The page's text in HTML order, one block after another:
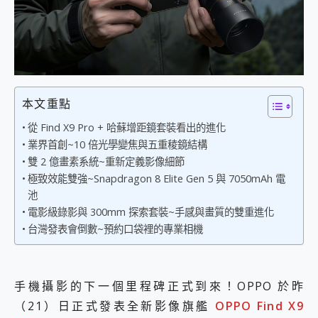
開箱~變身「蜘蛛人」椅子軍師！MSI MPG 491CQP QD-OLED 超寬曲面電競螢幕，多工辦公、爽度滿滿的終極桌面體驗
iPhone 17 系列 有認證的防護來囉！ imos 首家導入 UL MCV 行銷宣告驗證的手機配件品牌
DJI Osmo Pocket 3 爽爽帶回家 歡慶 EaseUS 21 週年到來，「Slogan 海報徵稿活動」好康大放送
小巧好吸不擋鏡頭 有Qi2認證的 ONPRO MagReact MXs2 5000mAh薄型磁吸無線急速行動電源 開箱 評測
會走動的冷暖氣 SONY REON POCKET PRO 穿戴式智慧冷暖調溫裝置 開箱 評測
寶可夢飛人外掛iToolab AnyGo全新升級，GO Fest 五折優惠嗨翻天！支援 iOS/Android！
超好用的 PLAUD NotePin AI 智慧錄音膠囊~ 您的AI 秘書已上線 每月免費送你 300分鐘轉寫
COMPUTEX 2025 來囉！AGI亞奇雷 AI・Gaming・創作儲存方案登場，趕快來AGI亞奇雷挑戰任務抽 PS5！
自帶線的 有線無線都能充 ONPRO MagReact M5 10000mAh 5合1 磁吸無線急速行動電源 開箱 評測
飛利浦 JS7310 ⚡【電急便｜行動儲能救車電源】 可靠的旅行夥伴！帶給您優異的安全性與強大供電效能
是螢幕也是電視! 一機超多用途「MSI微星 Modern MD272UPSW 27型」 4K IPS 輕薄商用智慧聯網螢幕 開箱 評測
realme 14 Pro 超硬軍規、冰感變色實測，realme 14 5G 遊戲戰鬥值爆表，效能x娛樂全都要！
iPhone、Apple Watch、AirPods耳機 三個設備充電一起搞定 ONPRO MagReact™ M3 3 in 1可攜摺疊無線充電器 開箱 評測
動靜皆宜「HUAWEI FreeArc」開放式耳掛耳機，無感配戴! 超穩超服貼，音質、通話也很優質
25種洗烘模式一機搞定! Roborock 衣莉莎白 H1 Neo分子篩洗脫烘 AI 滾筒洗衣機
給 MSI Claw 系列電競掌機 最完美的家 MSI Nest Docking Station 掌機專屬擴充底座 開箱 評測
B&O 精品級音響! Home+ 中嘉寬頻 SoundBox 劇院串流盒 開箱 評測
本文重點
從 Find X9 Pro + 哈蘇增距鏡套裝看出的進化
業界首創~10 倍光學變焦與五重稜鏡結構
雙 2 億畫素系統~重新定義影像細節
極致效能雙強~Snapdragon 8 Elite Gen 5 與 7050mAh 電
池
電影級錄影與 300mm 探索套裝~手感與畫質的雙重進化
台灣發表會倒數~預約口袋裡的專業相機
手機攝影的下一個里程碑正式到來！OPPO 於昨
（21）日正式發表全新影像旗艦 OPPO Find X9